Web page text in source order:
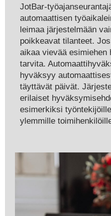
JotBar-
automaattisen
leimaa järjestelmään
poikkeavat tilanteet.
aikaa vievää
tarvita.
hyväksyy
täyttävät päivät.
erilaiset
esimerkiksi
ylemmille